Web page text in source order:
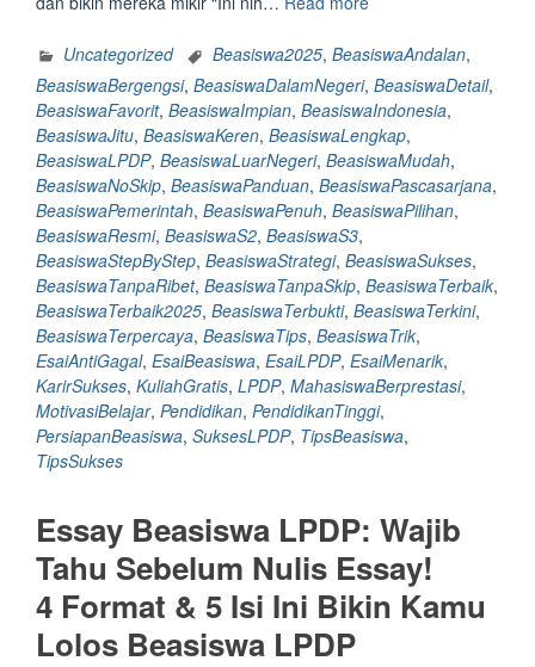
LPDP:
50
checklist
bikin
esai
beasiswa
LPDP
di
skip</strong>”
Uncategorized Beasiswa2025, BeasiswaAndalan,
BeasiswaBergengsi, BeasiswaDalamNegeri, BeasiswaDetail,
BeasiswaFavorit, BeasiswaImpian, BeasiswaIndonesia,
BeasiswaJitu, BeasiswaKeren, BeasiswaLengkap,
BeasiswaLPDP, BeasiswaLuarNegeri, BeasiswaMudah,
BeasiswaNoSkip, BeasiswaPanduan, BeasiswaPascasarjana,
BeasiswaPemerintah, BeasiswaPenuh, BeasiswaPilihan,
BeasiswaResmi, BeasiswaS2, BeasiswaS3,
BeasiswaStepByStep, BeasiswaStrategi, BeasiswaSukses,
BeasiswaTanpaRibet, BeasiswaTanpaSkip, BeasiswaTerbaik,
BeasiswaTerbaik2025, BeasiswaTerbukti, BeasiswaTerkini,
BeasiswaTerpercaya, BeasiswaTips, BeasiswaTrik,
EsaiAntiGagal, EsaiBeasiswa, EsaiLPDP, EsaiMenarik,
KarirSukses, KuliahGratis, LPDP, MahasiswaBerprestasi,
MotivasiBelajar, Pendidikan, PendidikanTinggi,
PersiapanBeasiswa, SuksesLPDP, TipsBeasiswa,
TipsSukses
Essay Beasiswa LPDP: Wajib
Tahu Sebelum Nulis Essay!
4 Format & 5 Isi Ini Bikin Kamu
Lolos Beasiswa LPDP